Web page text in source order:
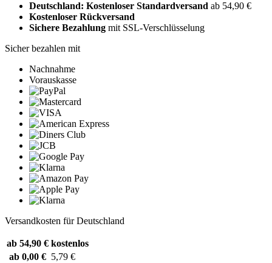
Deutschland: Kostenloser Standardversand ab 54,90 €
Kostenloser Rückversand
Sichere Bezahlung mit SSL-Verschlüsselung
Sicher bezahlen mit
Nachnahme
Vorauskasse
Versandkosten für Deutschland
ab 54,90 € kostenlos
ab 0,00 € 5,79 €